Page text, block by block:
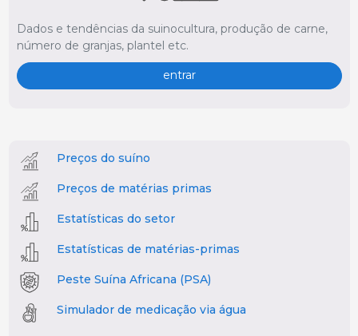
Dados e tendências da suinocultura, produção de carne,
número de granjas, plantel etc.
entrar
Preços do suíno
Preços de matérias primas
Estatísticas do setor
Estatísticas de matérias-primas
Peste Suína Africana (PSA)
Simulador de medicação via água